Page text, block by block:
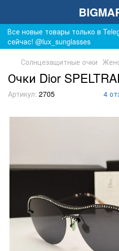
Все новые товары только в
сейчас! @lux_sunglasses
Солнцезащитные очки
Очки Dior
Артикул: 2705 4